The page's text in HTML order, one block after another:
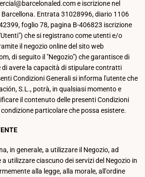
e iscrizione nel
Entrata 31028996, diario 1106
foglio 78, pagina B-406823 iscrizione
che si registrano come utenti e/o
il negozio online del sito web
di seguito il "Negozio") che garantisce di
di avere la capacità di stipulare contratti
Condizioni Generali si informa l'utente che
S.L., potrà, in qualsiasi momento e
il contenuto delle presenti Condizioni
particolare che possa esistere.
in generale, a utilizzare il Negozio, ad
utilizzare ciascuno dei servizi del Negozio in
alla legge, alla morale, all'ordine